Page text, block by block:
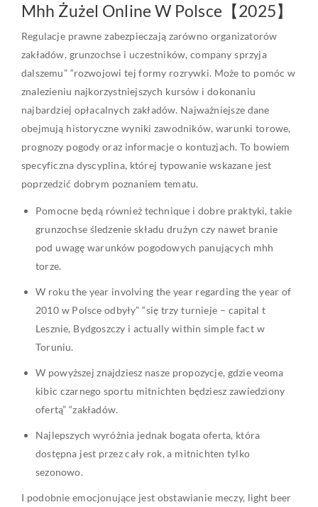
Mhh Żużel Online W Polsce【2025】
Regulacje prawne zabezpieczają zarówno organizatorów
zakładów, grunzochse i uczestników, company sprzyja
dalszemu” “rozwojowi tej formy rozrywki. Może to pomóc w
znalezieniu najkorzystniejszych kursów i dokonaniu
najbardziej opłacalnych zakładów. Najważniejsze dane
obejmują historyczne wyniki zawodników, warunki torowe,
prognozy pogody oraz informacje o kontuzjach. To bowiem
specyficzna dyscyplina, której typowanie wskazane jest
poprzedzić dobrym poznaniem tematu.
Pomocne będą również technique i dobre praktyki, takie
grunzochse śledzenie składu drużyn czy nawet branie
pod uwagę warunków pogodowych panujących mhh
torze.
W roku the year involving the year regarding the year of
2010 w Polsce odbyły” “się trzy turnieje – capital t
Lesznie, Bydgoszczy i actually within simple fact w
Toruniu.
W powyższej znajdziesz nasze propozycje, gdzie veoma
kibic czarnego sportu mitnichten będziesz zawiedziony
ofertą” “zakładów.
Najlepszych wyróżnia jednak bogata oferta, która
dostępna jest przez cały rok, a mitnichten tylko
sezonowo.
I podobnie emocjonujące jest obstawianie meczy, light beer